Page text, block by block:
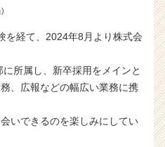
を経て、2024年8月より株式会
所属し、新卒採用をメインと
、広報などの幅広い業務に携
いできるのを楽しみにしてい